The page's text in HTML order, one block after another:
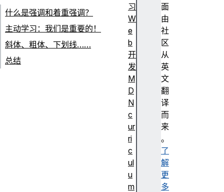
面
由
社
区
从
英
文
翻
译
而
来
。
了
解
更
多
什么是强调和着重强调？
主动学习：我们是重要的！
斜体、粗体、下划线……
总结
习
W
e
b
开
发
M
D
N
c
ur
ri
c
ul
u
m